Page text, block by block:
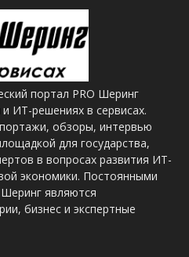
портал PRO Шеринг
ИТ-решениях в сервисах.
обзоры, интервью
для государства,
в вопросах развития ИТ-
экономики. Постоянными
являются
бизнес и экспертные